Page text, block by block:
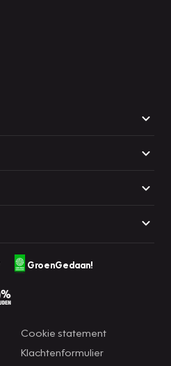
GroenGedaan!
Cookie statement
Klachtenformulier